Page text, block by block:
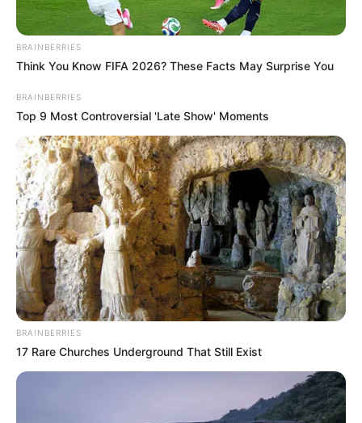
BRAINBERRIES
Think You Know FIFA 2026? These Facts May Surprise You
BRAINBERRIES
Top 9 Most Controversial 'Late Show' Moments
BRAINBERRIES
17 Rare Churches Underground That Still Exist